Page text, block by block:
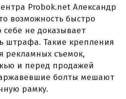
Probok.net Александр
возможность быстро
не доказывает
штрафа. Такие крепления
рекламных съемок,
и перед продажей
болты мешают
рамку.